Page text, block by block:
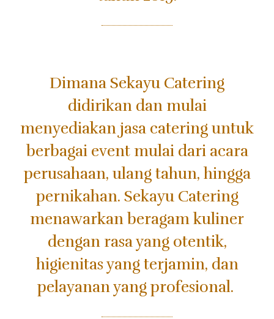
Dimana Sekayu Catering
didirikan dan mulai
menyediakan jasa catering untuk
berbagai event mulai dari acara
perusahaan, ulang tahun, hingga
pernikahan. Sekayu Catering
menawarkan beragam kuliner
dengan rasa yang otentik,
higienitas yang terjamin, dan
pelayanan yang profesional.